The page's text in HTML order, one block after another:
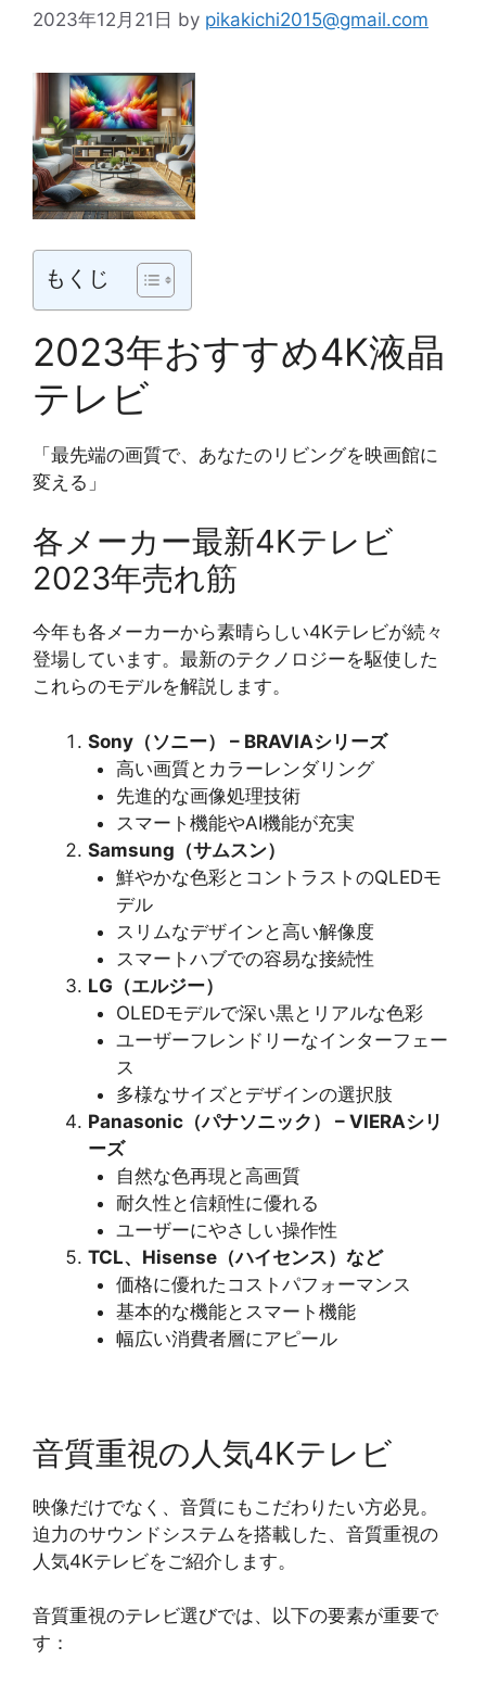
2023年12月21日 by pikakichi2015@gmail.com
もくじ
2023年おすすめ4K液晶
テレビ
「最先端の画質で、あなたのリビングを映画館に
変える」
各メーカー最新4Kテレビ
2023年売れ筋
今年も各メーカーから素晴らしい4Kテレビが続々
登場しています。最新のテクノロジーを駆使した
これらのモデルを解説します。
Sony（ソニー） – BRAVIAシリーズ
高い画質とカラーレンダリング
先進的な画像処理技術
スマート機能やAI機能が充実
Samsung（サムスン）
鮮やかな色彩とコントラストのQLEDモ
デル
スリムなデザインと高い解像度
スマートハブでの容易な接続性
LG（エルジー）
OLEDモデルで深い黒とリアルな色彩
ユーザーフレンドリーなインターフェー
ス
多様なサイズとデザインの選択肢
Panasonic（パナソニック） – VIERAシリ
ーズ
自然な色再現と高画質
耐久性と信頼性に優れる
ユーザーにやさしい操作性
TCL、Hisense（ハイセンス）など
価格に優れたコストパフォーマンス
基本的な機能とスマート機能
幅広い消費者層にアピール
音質重視の人気4Kテレビ
映像だけでなく、音質にもこだわりたい方必見。
迫力のサウンドシステムを搭載した、音質重視の
人気4Kテレビをご紹介します。
音質重視のテレビ選びでは、以下の要素が重要で
す：